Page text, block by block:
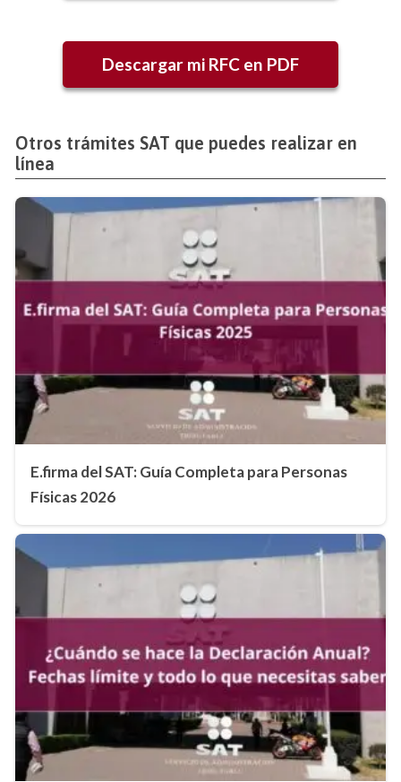
Descargar mi RFC en PDF
Otros trámites SAT que puedes realizar en
línea
E.firma del SAT: Guía Completa para Personas
Físicas 2026